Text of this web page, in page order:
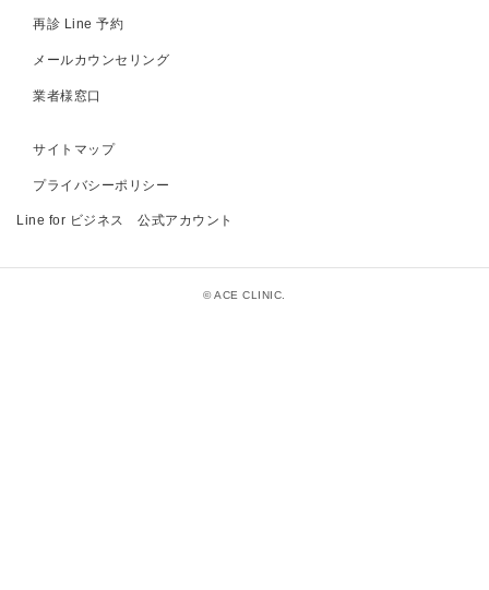
再診 Line 予約
メールカウンセリング
業者様窓口
サイトマップ
プライバシーポリシー
Line for ビジネス 公式アカウント
© ACE CLINIC.